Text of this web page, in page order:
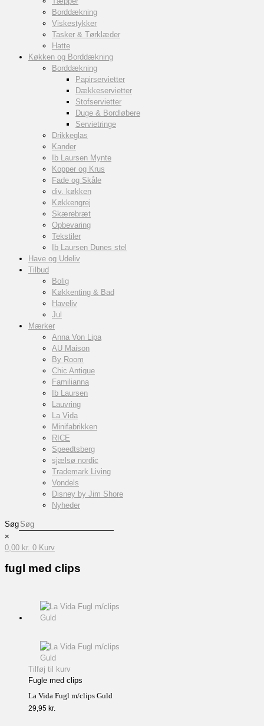
Borddækning
Viskestykker
Tasker & Tørklæder
Hatte
Køkken og Borddækning
Borddækning
Papirservietter
Dækkeservietter
Stofservietter
Duge & Bordløbere
Servietringe
Drikkeglas
Kander
Ib Laursen Mynte
Kopper og Krus
Fade og Skåle
div. køkken
Køkkengrej
Skærebræt
Opbevaring
Tekstiler
Ib Laursen Dunes stel
Have og Udeliv
Tilbud
Bolig
Køkkenting & Bad
Haveliv
Jul
Mærker
Anna Von Lipa
AU Maison
By Room
Chic Antique
Familianna
Ib Laursen
Lauvring
La Vida
Minifabrikken
RICE
Speedtsberg
sjælsø nordic
Trademark Living
Vondels
Disney by Jim Shore
Nyheder
Søg
×
0,00 kr. 0 Kurv
fugl med clips
Tilføj til kurv
Fugle med clips
La Vida Fugl m/clips Guld
29,95 kr.